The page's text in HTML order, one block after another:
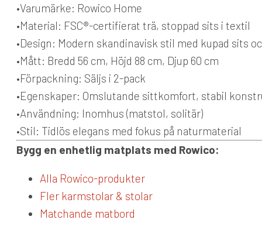
•Varumärke: Rowico Home
•Material: FSC®-certifierat trä, stoppad sits i textil
•Design: Modern skandinavisk stil med kupad sits
•Mått: Bredd 56 cm, Höjd 88 cm, Djup 60 cm
•Förpackning: Säljs i 2-pack
•Egenskaper: Omslutande sittkomfort, stabil
•Användning: Inomhus (matstol, solitär)
•Stil: Tidlös elegans med fokus på naturmaterial
Bygg en enhetlig matplats med Rowico:
Alla Rowico-produkter
Fler karmstolar & stolar
Matchande matbord